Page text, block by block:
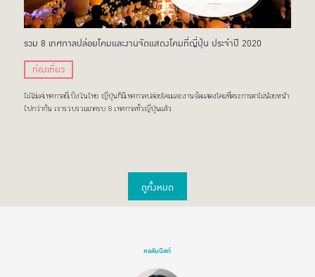
รวม 8 เทศกาลปล่อยโคมและงานจัดแสดงโคมที่ญี่ปุ่น ประจำปี 2020
ท่องเที่ยว
ไม่ใช่แค่เทศกาลยี่เป็งในไทย ญี่ปุ่นก็มีเทศกาลปล่อยโคมและงานจัดแสดงโคมที่ตระการตาไม่น้อยหน้า
ไปกว่ากัน เรารวบรวมมาครบ 8 เทศกาลทั่วญี่ปุ่นแล้ว
ดูทั้งหมด
คอลัมนิสต์